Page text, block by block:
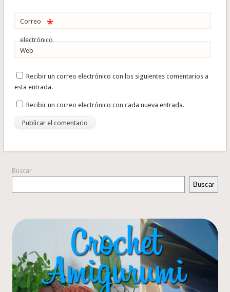
Correo
electrónico
*
Web
Recibir un correo electrónico con los siguientes comentarios a
esta entrada.
Recibir un correo electrónico con cada nueva entrada.
Buscar
Buscar